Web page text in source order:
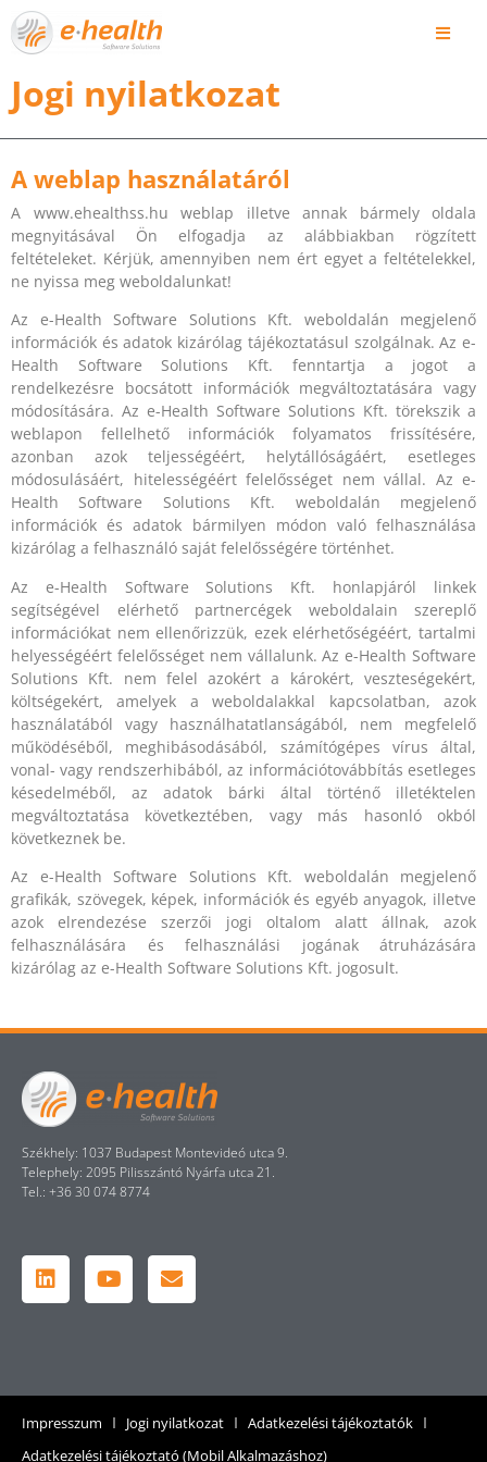
Jogi nyilatkozat
A weblap használatáról
A www.ehealthss.hu weblap illetve annak bármely oldala
megnyitásával Ön elfogadja az alábbiakban rögzített
feltételeket. Kérjük, amennyiben nem ért egyet a feltételekkel,
ne nyissa meg weboldalunkat!
Az e-Health Software Solutions Kft. weboldalán megjelenő
információk és adatok kizárólag tájékoztatásul szolgálnak. Az e-
Health Software Solutions Kft. fenntartja a jogot a
rendelkezésre bocsátott információk megváltoztatására vagy
módosítására. Az e-Health Software Solutions Kft. törekszik a
weblapon fellelhető információk folyamatos frissítésére,
azonban azok teljességéért, helytállóságáért, esetleges
módosulásáért, hitelességéért felelősséget nem vállal. Az e-
Health Software Solutions Kft. weboldalán megjelenő
információk és adatok bármilyen módon való felhasználása
kizárólag a felhasználó saját felelősségére történhet.
Az e-Health Software Solutions Kft. honlapjáról linkek
segítségével elérhető partnercégek weboldalain szereplő
információkat nem ellenőrizzük, ezek elérhetőségéért, tartalmi
helyességéért felelősséget nem vállalunk. Az e-Health Software
Solutions Kft. nem felel azokért a károkért, veszteségekért,
költségekért, amelyek a weboldalakkal kapcsolatban, azok
használatából vagy használhatatlanságából, nem megfelelő
működéséből, meghibásodásából, számítógépes vírus által,
vonal- vagy rendszerhibából, az információtovábbítás esetleges
késedelméből, az adatok bárki által történő illetéktelen
megváltoztatása következtében, vagy más hasonló okból
következnek be.
Az e-Health Software Solutions Kft. weboldalán megjelenő
grafikák, szövegek, képek, információk és egyéb anyagok, illetve
azok elrendezése szerzői jogi oltalom alatt állnak, azok
felhasználására és felhasználási jogának átruházására
kizárólag az e-Health Software Solutions Kft. jogosult.
Székhely: 1037 Budapest Montevideó utca 9.
Telephely: 2095 Pilisszántó Nyárfa utca 21.
Tel.: +36 30 074 8774
Impresszum Jogi nyilatkozat
Adatkezelési tájékoztatók
Adatkezelési tájékoztató (Mobil Alkalmazáshoz)